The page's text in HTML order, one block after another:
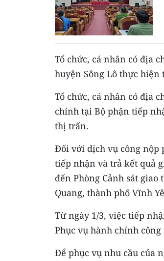
Tổ chức, cá nhân có địa
huyện Sông Lô thực hiện
Tổ chức, cá nhân có địa
chính tại Bộ phận tiếp
thị trấn.
Đối với dịch vụ công nộp
tiếp nhận và trả kết quả
đến Phòng Cảnh sát
Quang, thành phố Vĩnh
Từ ngày 1/3, việc tiếp
Phục vụ hành chính
Để phục vụ nhu cầu của